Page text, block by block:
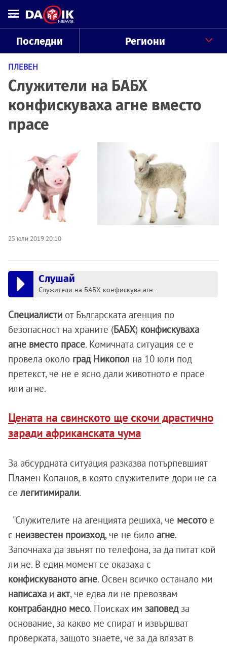
Последни Региони
ПЛЕВЕН
Служители на БАБХ
конфискуваха агне вместо
прасе
25 юли 2019 20:10
Слушай
Служители на БАБХ конфискува агне вместо прасе
Специалисти от Българската агенция по
безопасност на храните (БАБХ) конфискуваха
агне вместо прасе. Комичната ситуация се е
провела около град Никопол на 10 юли под
претекст, че не е ясно дали животното е прасе
или агне.
Цената на свинското ще скочи драстично
заради африканската чума
За абсурдната ситуация разказва потърпевшият
Пламен Копанов, в която служителите дори не са
се легитимирали.
"Служителите на агенцията решиха, че месото е
с неизвестен произход, че не било агне.
Започнаха да звънят по телефона, за да питат кой
ли не. В един момент се оказаха с
конфискуваното агне. Освен всичко останало ми
написаха и акт, че едва ли не превозвам
контрабандно месо. Поисках им заповед за
основание, за какво ме спират и извършват
проверката, защото знаете, че за да влязат в